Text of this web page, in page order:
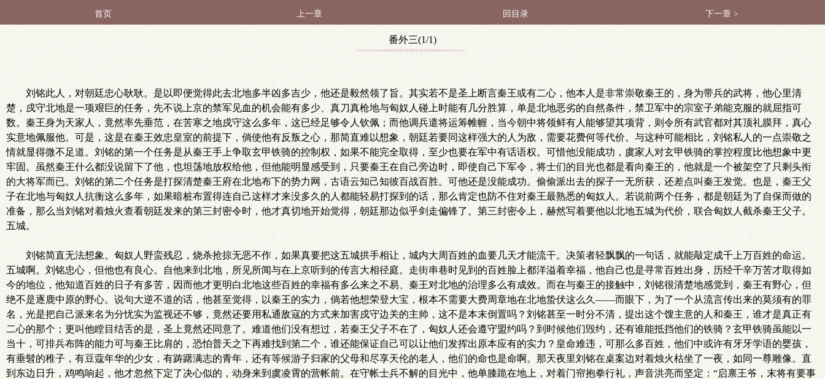
首页 上一章 回目录 下一章 >
番外三(1/1)
刘铭此人，对朝廷忠心耿耿。是以即便觉得此去北地多半凶多吉少，他还是毅然领了旨。其实若不是圣上断言秦王或有二心，他本人是非常崇敬秦王的，身为带兵的武将，他心里清
楚，戍守北地是一项艰巨的任务，先不说上京的禁军见血的机会能有多少、真刀真枪地与匈奴人碰上时能有几分胜算，单是北地恶劣的自然条件，禁卫军中的宗室子弟能克服的就屈指可
数。秦王身为天家人，竟然率先垂范，在苦寒之地戍守这么多年，这已经足够令人钦佩；而他调兵遣将运筹帷幄，当今朝中将领鲜有人能够望其项背，则令所有武官都对其顶礼膜拜，真心
实意地佩服他。可是，这是在秦王效忠皇室的前提下，倘使他有反叛之心，那简直难以想象，朝廷若要同这样强大的人为敌，需要花费何等代价。与这种可能相比，刘铭私人的一点崇敬之
情就显得微不足道。刘铭的第一个任务是从秦王手上争取玄甲铁骑的控制权，如果不能完全取得，至少也要在军中有话语权。可惜他没能成功，虞家人对玄甲铁骑的掌控程度比他想象中更
牢固。虽然秦王什么都没说留下了他，也坦荡地放权给他，但他能明显感受到，只要秦王在自己旁边时，即使自己下军令，将士们的目光也都是看向秦王的，他就是一个被架空了只剩头衔
的大将军而已。刘铭的第二个任务是打探清楚秦王府在北地布下的势力网，古语云知己知彼百战百胜。可他还是没能成功。偷偷派出去的探子一无所获，还差点叫秦王发觉。也是，秦王父
子在北地与匈奴人抗衡这么多年，如果暗桩布置得连自己这样才来没多久的人都能轻易打探到的话，那么肯定也防不住对秦王最熟悉的匈奴人。若说前两个任务，都是朝廷为了自保而做的
准备，那么当刘铭对着烛火查看朝廷发来的第三封密令时，他才真切地开始觉得，朝廷那边似乎剑走偏锋了。第三封密令上，赫然写着要他以北地五城为代价，联合匈奴人截杀秦王父子。
五城。
刘铭简直无法想象。匈奴人野蛮残忍，烧杀抢掠无恶不作，如果真要把这五城拱手相让，城内大周百姓的血要几天才能流干。决策者轻飘飘的一句话，就能敲定成千上万百姓的命运。
五城啊。刘铭忠心，但他也有良心。自他来到北地，所见所闻与在上京听到的传言大相径庭。走街串巷时见到的百姓脸上都洋溢着幸福，他自己也是寻常百姓出身，历经千辛万苦才取得如
今的地位，他知道百姓的日子有多苦，因而他才更明白北地这些百姓的幸福有多么来之不易、秦王对北地的治理多么有成效。而在与秦王的接触中，刘铭很清楚地感觉到，秦王有野心，但
绝不是逐鹿中原的野心。说句大逆不道的话，他甚至觉得，以秦王的实力，倘若他想荣登大宝，根本不需要大费周章地在北地蛰伏这么久——而眼下，为了一个从流言传出来的莫须有的罪
名，光是把自己派来名为分忧实为监视还不够，竟然还要用私通敌寇的方式来加害戍守边关的主帅，这不是本末倒置吗？刘铭甚至一时分不清，提出这个馊主意的人和秦王，谁才是真正有
二心的那个；更叫他瞠目结舌的是，圣上竟然还同意了。难道他们没有想过，若秦王父子不在了，匈奴人还会遵守盟约吗？到时候他们毁约，还有谁能抵挡他们的铁骑？玄甲铁骑虽能以一
当十，可排兵布阵的能力可与秦王比肩的，恐怕普天之下再难找到第二个，谁还能保证自己可以让他们发挥出原本应有的实力？皇命难违，可那么多百姓，他们中或许有牙牙学语的婴孩，
有垂髫的稚子，有豆蔻年华的少女，有踌躇满志的青年，还有等候游子归家的父母和尽享天伦的老人，他们的命也是命啊。那天夜里刘铭在桌案边对着烛火枯坐了一夜，如同一尊雕像。直
到东边日升，鸡鸣响起，他才忽然下定了决心似的，动身来到虞凌霄的营帐前。在守帐士兵不解的目光中，他单膝跪在地上，对着门帘抱拳行礼，声音洪亮而坚定：“启禀王爷，末将有要事